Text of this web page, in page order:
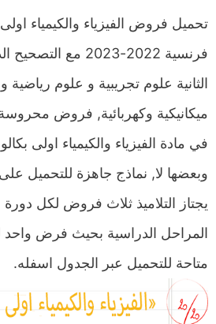
تحميل فروض الفيزياء والكيمياء
فرنسية 2022-2023 مع
الثانية علوم تجريبية و علوم رياضية
ميكانيكية وكهربائية, فروض
في مادة الفيزياء والكيمياء اولى
وبعضها لا, نماذج جاهزة للتحميل
يجتاز التلاميذ ثلاث فروض لكل
المراحل الدراسية بحيث فرض
متاحة للتحميل عبر الجدول اسفله.